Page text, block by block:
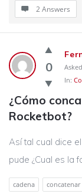
2 Answers
0
In:
¿Cómo
Rocketbot?
Así tal cual dice
pude ¿Cual es la
cadena concatenar